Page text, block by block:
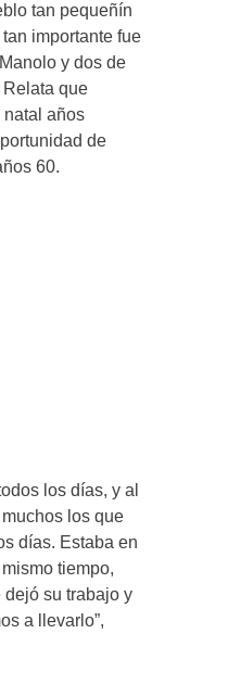
tan pequeñín
importante fue
y dos de
Relata que
natal años
de
60.
los días, y al
los que
días. Estaba en
tiempo,
dejó su trabajo y
a llevarlo”,